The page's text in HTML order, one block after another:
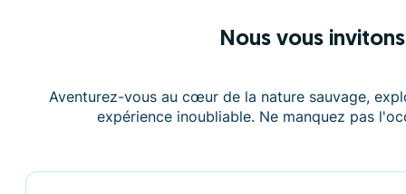
Nous vous
Aventurez-vous au cœur de la nature sauvage,
expérience inoubliable. Ne manquez pas